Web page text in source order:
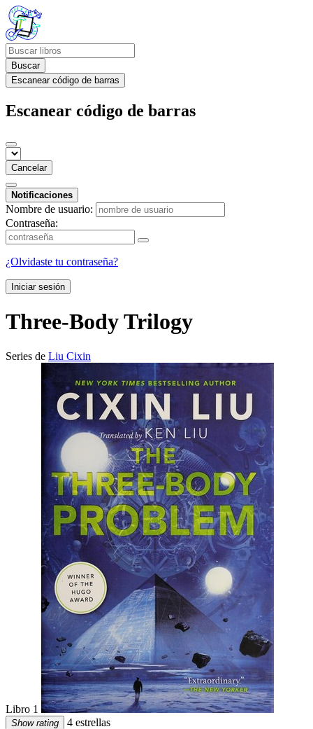
Buscar
Escanear código de barras
Escanear código de barras
Cancelar
Notificaciones
Nombre de usuario:
Contraseña:
¿Olvidaste tu contraseña?
Iniciar sesión
Three-Body Trilogy
Series de Liu Cixin
Libro 1
Show rating 4 estrellas